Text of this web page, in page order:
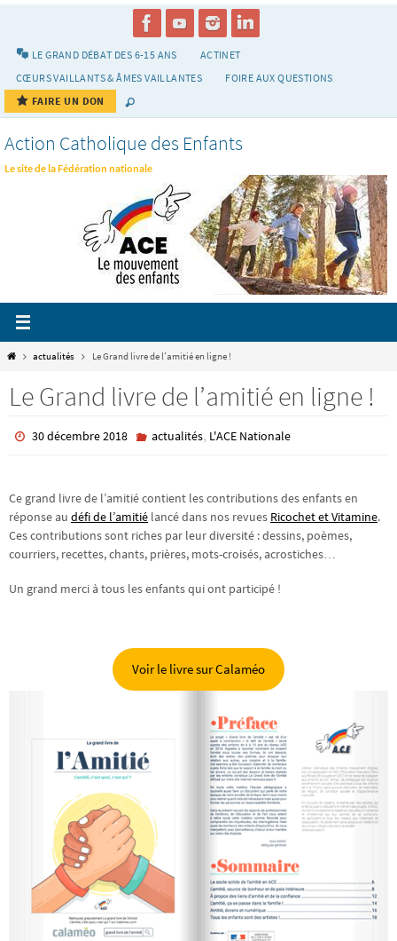
LE GRAND DÉBAT DES 6-15 ANS
ACTINET
CŒURS VAILLANTS & ÂMES VAILLANTES
FOIRE AUX QUESTIONS
FAIRE UN DON
Action Catholique des Enfants
Le site de la Fédération nationale
Homeactualités Le Grand livre de l’amitié en ligne !
Le Grand livre de l’amitié en ligne !
30 décembre 2018 actualités, L'ACE Nationale
Ce grand livre de l’amitié contient les contributions des enfants en
réponse au défi de l’amitié lancé dans nos revues Ricochet et Vitamine.
Ces contributions sont riches par leur diversité : dessins, poèmes,
courriers, recettes, chants, prières, mots-croisés, acrostiches…
Un grand merci à tous les enfants qui ont participé !
Voir le livre sur Calaméo